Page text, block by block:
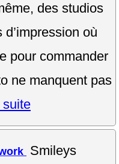
des studios
où
pour commander
ne manquent pas
suite
Smileys